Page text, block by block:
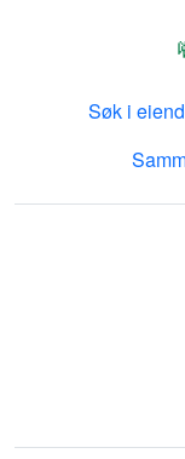
Søk i